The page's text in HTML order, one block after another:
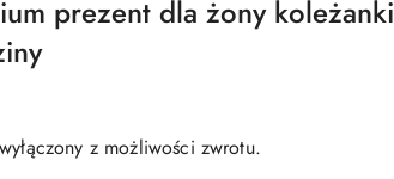
prezent dla żony koleżanki
z możliwości zwrotu.